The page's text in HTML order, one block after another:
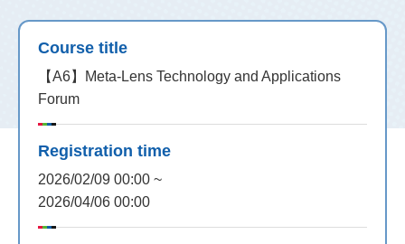
Course title
【A6】Meta-Lens Technology and Applications
Forum
Registration time
2026/02/09 00:00 ~
2026/04/06 00:00